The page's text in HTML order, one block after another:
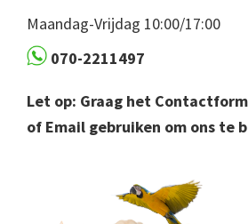
Maandag-Vrijdag 10:00/17:00
070-2211497
Let op: Graag het
of Email gebruiken om ons te